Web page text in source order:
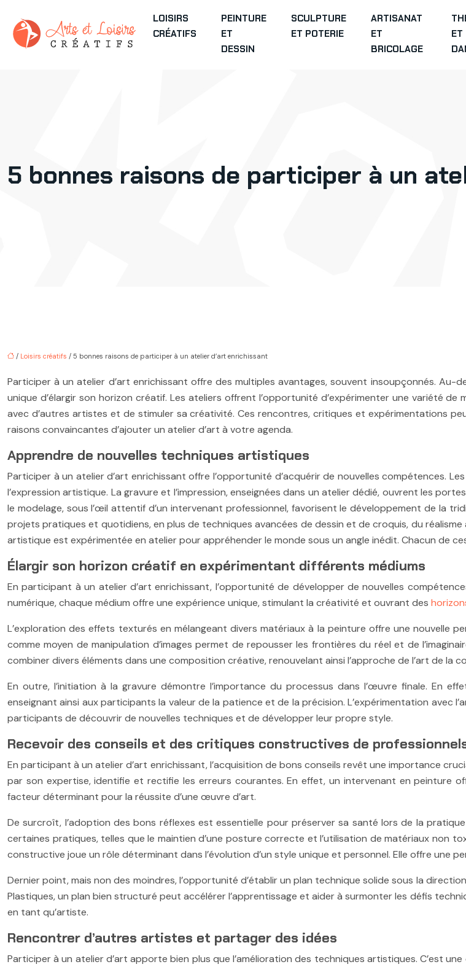
LOISIRS
CRÉATIFS
PEINTURE
ET
DESSIN
SCULPTURE
ET POTERIE
ARTISANAT
ET
BRICOLAGE
ET
5 bonnes raisons de participer à un
/ Loisirs créatifs / 5 bonnes raisons de participer à un atelier d’art enrichissant
Participer à un atelier d’art enrichissant offre des multiples avantages, souvent insoupçonnés. Au-
unique d’élargir son horizon créatif. Les ateliers offrent l’opportunité d’expérimenter une variété
avec d’autres artistes et de stimuler sa créativité. Ces rencontres, critiques et expérimentations
raisons convaincantes d’ajouter un atelier d’art à votre agenda.
Apprendre de nouvelles techniques artistiques
Participer à un atelier d’art enrichissant offre l’opportunité d’acquérir de nouvelles compétences.
l’expression artistique. La gravure et l’impression, enseignées dans un atelier dédié, ouvrent les
le modelage, sous l’œil attentif d’un intervenant professionnel, favorisent le développement de la
projets pratiques et quotidiens, en plus de techniques avancées de dessin et de croquis, du
artistique est expérimentée en atelier pour appréhender le monde sous un angle inédit. Chacun de
Élargir son horizon créatif en expérimentant différents médiums
En participant à un atelier d’art enrichissant, l’opportunité de développer de nouvelles
numérique, chaque médium offre une expérience unique, stimulant la créativité et ouvrant des
L’exploration des effets texturés en mélangeant divers matériaux à la peinture offre une nouvelle
comme moyen de manipulation d’images permet de repousser les frontières du réel et de
combiner divers éléments dans une composition créative, renouvelant ainsi l’approche de l’art de la
En outre, l’initiation à la gravure démontre l’importance du processus dans l’œuvre finale. En
enseignant ainsi aux participants la valeur de la patience et de la précision. L’expérimentation avec
participants de découvrir de nouvelles techniques et de développer leur propre style.
Recevoir des conseils et des critiques constructives de
En participant à un atelier d’art enrichissant, l’acquisition de bons conseils revêt une importance
par son expertise, identifie et rectifie les erreurs courantes. En effet, un intervenant en peinture
facteur déterminant pour la réussite d’une œuvre d’art.
De surcroît, l’adoption des bons réflexes est essentielle pour préserver sa santé lors de la
certaines pratiques, telles que le maintien d’une posture correcte et l’utilisation de matériaux non
constructive joue un rôle déterminant dans l’évolution d’un style unique et personnel. Elle offre une
Dernier point, mais non des moindres, l’opportunité d’établir un plan technique solide sous la
Plastiques, un plan bien structuré peut accélérer l’apprentissage et aider à surmonter les défis
en tant qu’artiste.
Rencontrer d’autres artistes et partager des idées
Participer à un atelier d’art apporte bien plus que l’amélioration des techniques artistiques. C’est